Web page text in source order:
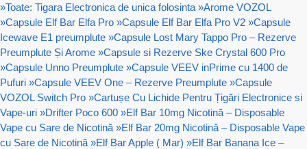
»Toate: Tigara Electronica de unica folosinta »Arome VOZOL
»Capsule Elf Bar Elfa Pro »Capsule Elf Bar Elfa Pro V2 »Capsule
Icewave E1 preumplute »Capsule Lost Mary Tappo Pro – Rezerve
Preumplute Și Arome »Capsule si Rezerve Ske Crystal 600 Pro
»Capsule Unno Preumplute »Capsule VEEV inPrime cu 1400 de
Pufuri »Capsule VEEV One – Rezerve Preumplute »Capsule
VOZOL Switch Pro »Cartușe Cu Lichide Pentru Țigări Electronice si
Vape-uri »Drifter Poco 600 »Elf Bar 10mg Nicotină – Disposable
Vape cu Sare de Nicotină »Elf Bar 20mg Nicotină – Disposable Vape
cu Sare de Nicotină »Elf Bar Apple ( Mar) »Elf Bar Banana Ice –